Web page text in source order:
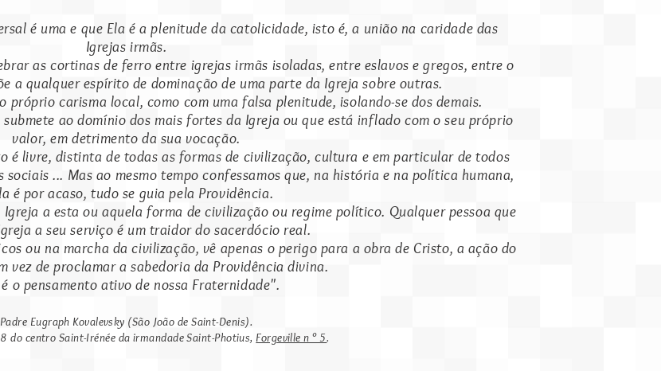
é uma e que Ela é a plenitude da catolicidade, isto é, a união na caridade das
Igrejas irmãs.
as cortinas de ferro entre igrejas irmãs isoladas, entre eslavos e gregos, entre o
a qualquer espírito de dominação de uma parte da Igreja sobre outras.
próprio carisma local, como com uma falsa plenitude, isolando-se dos demais.
ao domínio dos mais fortes da Igreja ou que está inflado com o seu próprio
valor, em detrimento da sua vocação.
é livre, distinta de todas as formas de civilização, cultura e em particular de todos
... Mas ao mesmo tempo confessamos que, na história e na política humana,
é por acaso, tudo se guia pela Providência.
a esta ou aquela forma de civilização ou regime político. Qualquer pessoa que
a seu serviço é um traidor do sacerdócio real.
ou na marcha da civilização, vê apenas o perigo para a obra de Cristo, a ação do
vez de proclamar a sabedoria da Providência divina.
é o pensamento ativo de nossa Fraternidade".
Padre Eugraph Kovalevsky (São João de Saint-Denis).
do centro Saint-Irénée da irmandade Saint-Photius, Forgeville n ° 5.